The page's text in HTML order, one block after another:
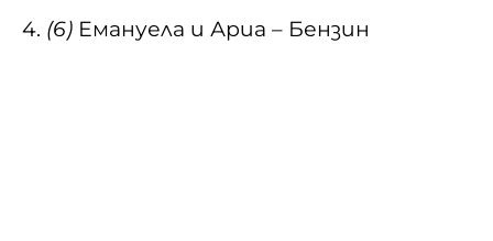
4. (6) Емануела и Ариа – Бензин